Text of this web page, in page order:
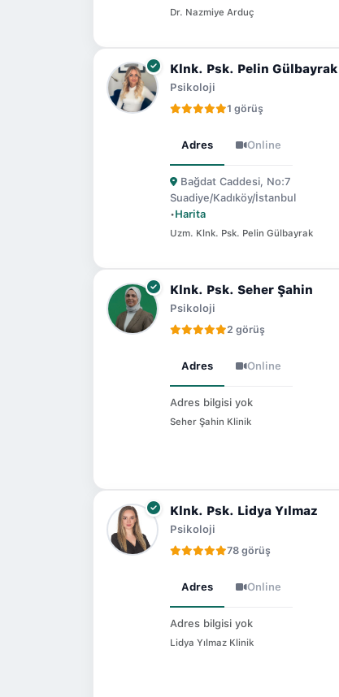
Dr. Nazmiye Arduç
Klnk. Psk. Pelin Gülbayrak
Psikoloji
1 görüş
Adres Online
Bağdat Caddesi, No:7
Suadiye/Kadıköy/İstanbul
•Harita
Uzm. Klnk. Psk. Pelin Gülbayrak
Klnk. Psk. Seher Şahin
Psikoloji
2 görüş
Adres Online
Adres bilgisi yok
Seher Şahin Klinik
Klnk. Psk. Lidya Yılmaz
Psikoloji
78 görüş
Adres Online
Adres bilgisi yok
Lidya Yılmaz Klinik